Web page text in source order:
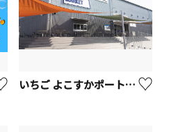
いちご よこすかポートマーケット - YOKOSUKA PORT MARKET